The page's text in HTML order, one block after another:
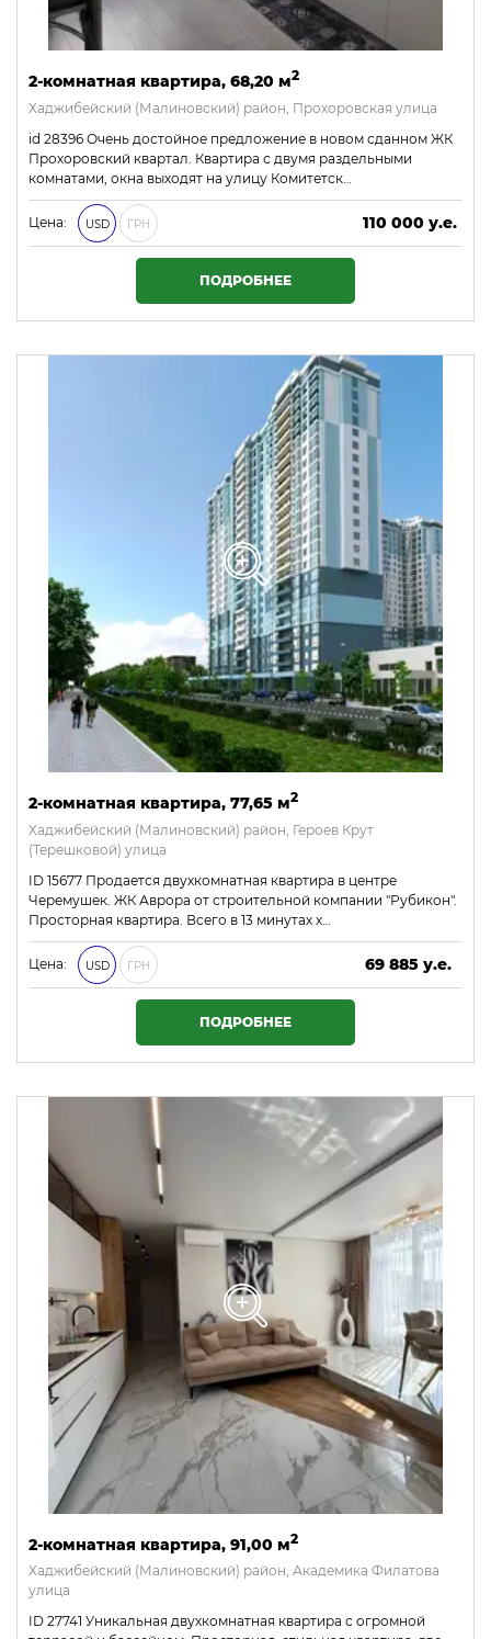
2-комнатная квартира, 68,20 м2
Хаджибейский (Малиновский) район, Прохоровская улица
id 28396 Очень достойное предложение в новом сданном ЖК
Прохоровский квартал. Квартира с двумя раздельными
комнатами, окна выходят на улицу Комитетск…
Цена: USD ГРН
110 000 у.е.
4 730 000 ₴
ПОДРОБНЕЕ
2-комнатная квартира, 77,65 м2
Хаджибейский (Малиновский) район, Героев Крут
(Терешковой) улица
ID 15677 Продается двухкомнатная квартира в центре
Черемушек. ЖК Аврора от строительной компании "Рубикон".
Просторная квартира. Всего в 13 минутах х…
Цена: USD ГРН
69 885 у.е.
3 005 055 ₴
ПОДРОБНЕЕ
2-комнатная квартира, 91,00 м2
Хаджибейский (Малиновский) район, Академика Филатова
улица
ID 27741 Уникальная двухкомнатная квартира с огромной